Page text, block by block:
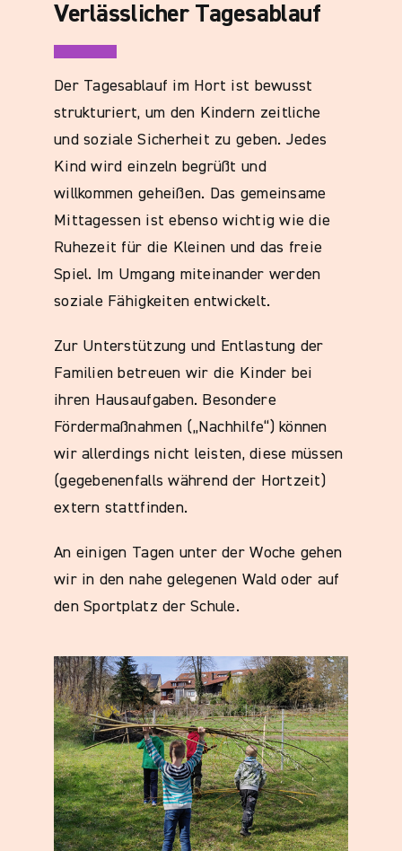
Verlässlicher Tagesablauf
Der Tagesablauf im Hort ist bewusst
strukturiert, um den Kindern zeitliche
und soziale Sicherheit zu geben. Jedes
Kind wird einzeln begrüßt und
willkommen geheißen. Das gemeinsame
Mittagessen ist ebenso wichtig wie die
Ruhezeit für die Kleinen und das freie
Spiel. Im Umgang miteinander werden
soziale Fähigkeiten entwickelt.
Zur Unterstützung und Entlastung der
Familien betreuen wir die Kinder bei
ihren Hausaufgaben. Besondere
Fördermaßnahmen („Nachhilfe“) können
wir allerdings nicht leisten, diese müssen
(gegebenenfalls während der Hortzeit)
extern stattfinden.
An einigen Tagen unter der Woche gehen
wir in den nahe gelegenen Wald oder auf
den Sportplatz der Schule.